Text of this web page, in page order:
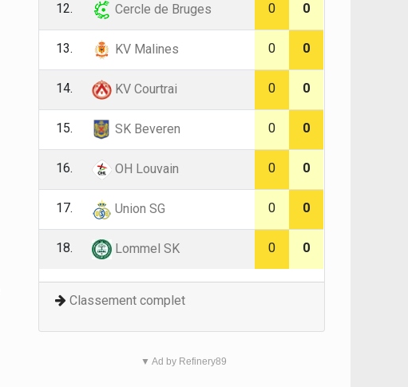
12. Cercle de Bruges 0 0
13. KV Malines 0 0
14. KV Courtrai 0 0
15. SK Beveren 0 0
16. OH Louvain 0 0
17. Union SG 0 0
18. Lommel SK 0 0
Classement complet
▼ Ad by Refinery89